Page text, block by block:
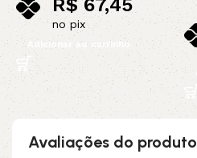
R$67,45
no pix
Adicionar ao carrinho
Avaliações do produto